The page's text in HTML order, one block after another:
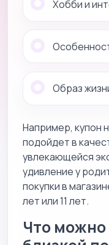
Хобби и
Образ
Например, купон
подойдет в
увлекающейся
удивление у
покупки в
лет или 11 лет.
Что